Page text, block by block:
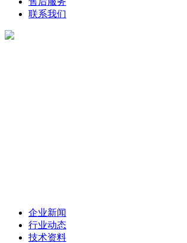
联系我们
企业新闻
行业动态
技术资料